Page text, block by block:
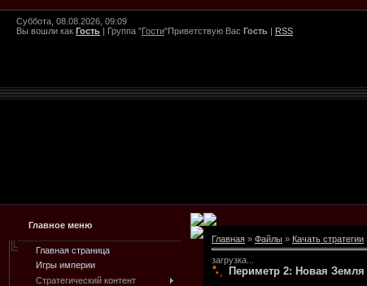
Суббота, 08.08.2026, 09:09
Вы вошли как Гость | Группа "Гости"Приветствую Вас Гость | RSS
Главное меню
Главная страница
Игры империи
Стратегический контент
Главная » Файлы » Качать стратегии
загрузка...
Периметр 2: Новая Земля